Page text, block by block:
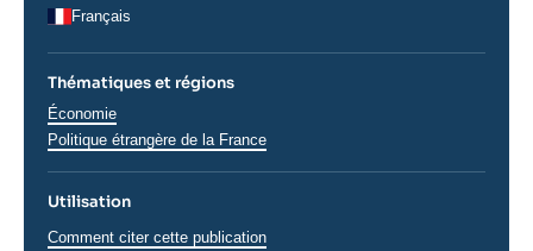
Français
Thématiques et régions
Thématiques
analyses
Économie
Régions
Politique étrangère de la France
Utilisation
Comment citer cette publication